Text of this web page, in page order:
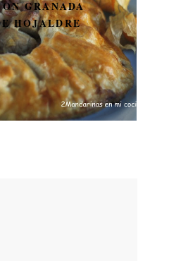
DE 3
PARA
THERMOMIX.